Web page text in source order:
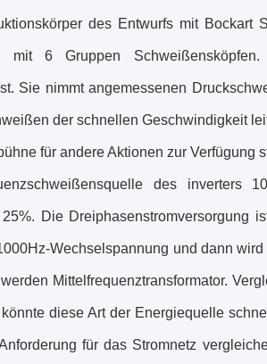
des Entwurfs mit Bockart
6 Gruppen Schweißensköpfen.
Sie nimmt angemessenen
der schnellen Geschwindigkeit
für andere Aktionen zur Verfügung
des inverters
Die Dreiphasenstromversorgung
Wechselspannung und dann
Mittelfrequenztransformator.
diese Art der Energiequelle
für das Stromnetz